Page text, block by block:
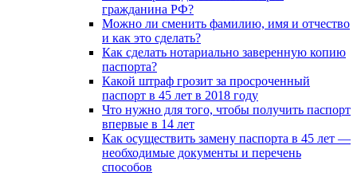
гражданина РФ?
Можно ли сменить фамилию, имя и отчество
и как это сделать?
Как сделать нотариально заверенную копию
паспорта?
Какой штраф грозит за просроченный
паспорт в 45 лет в 2018 году
Что нужно для того, чтобы получить паспорт
впервые в 14 лет
Как осуществить замену паспорта в 45 лет —
необходимые документы и перечень
способов